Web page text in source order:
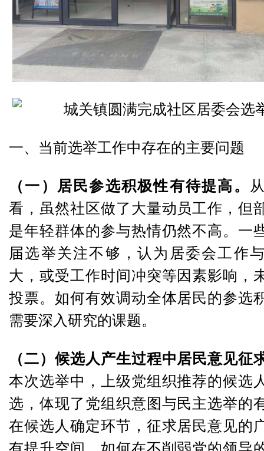
一、当前选举工作中存在的主要问题
（一）居民参选积极性有待提高。
看，虽然社区做了大量动员工作，但
是年轻群体的参与热情仍然不高。一
届选举关注不够，认为居委会工作
大，或受工作时间冲突等因素影响，
投票。如何有效调动全体居民的参选
需要深入研究的课题。
（二）候选人产生过程中居民意见征
本次选举中，上级党组织推荐的候选
选，体现了党组织意图与民主选举的
在候选人确定环节，征求居民意见的